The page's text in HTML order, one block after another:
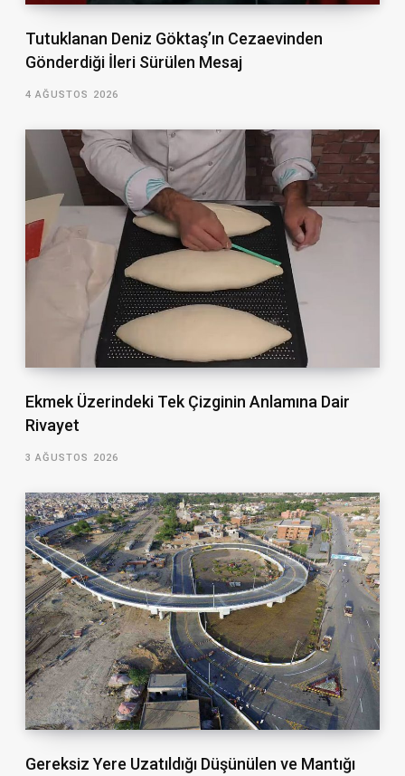
Tutuklanan Deniz Göktaş’ın Cezaevinden
Gönderdiği İleri Sürülen Mesaj
4 AĞUSTOS 2026
Ekmek Üzerindeki Tek Çizginin Anlamına Dair
Rivayet
3 AĞUSTOS 2026
Gereksiz Yere Uzatıldığı Düşünülen ve Mantığı